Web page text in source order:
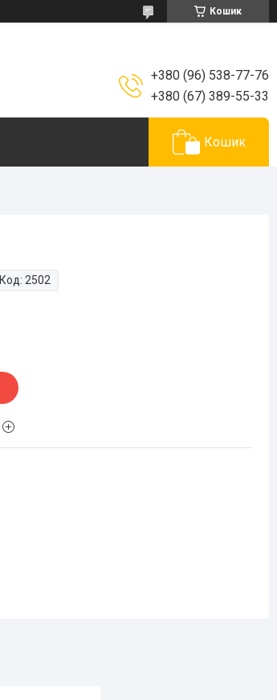
Кошик
+380 (96) 538-77-76
+380 (67) 389-55-33
Кошик
Код: 2502